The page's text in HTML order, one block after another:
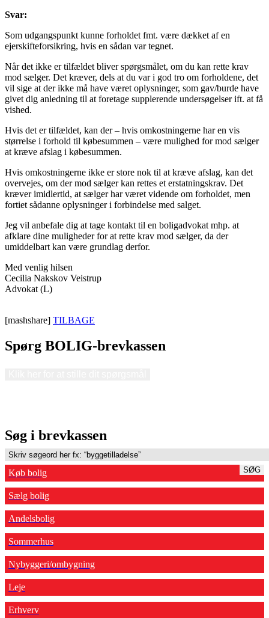
Svar:
Som udgangspunkt kunne forholdet fmt. være dækket af en
ejerskifteforsikring, hvis en sådan var tegnet.
Når det ikke er tilfældet bliver spørgsmålet, om du kan rette krav
mod sælger. Det kræver, dels at du var i god tro om forholdene, det
vil sige at der ikke må have været oplysninger, som gav/burde have
givet dig anledning til at foretage supplerende undersøgelser ift. at få
vished.
Hvis det er tilfældet, kan der – hvis omkostningerne har en vis
størrelse i forhold til købesummen – være mulighed for mod sælger
at kræve afslag i købesummen.
Hvis omkostningerne ikke er store nok til at kræve afslag, kan det
overvejes, om der mod sælger kan rettes et erstatningskrav. Det
kræver imidlertid, at sælger har været vidende om forholdet, men
fortiet sådanne oplysninger i forbindelse med salget.
Jeg vil anbefale dig at tage kontakt til en boligadvokat mhp. at
afklare dine muligheder for at rette krav mod sælger, da der
umiddelbart kan være grundlag derfor.
Med venlig hilsen
Cecilia Nakskov Veistrup
Advokat (L)
[mashshare] TILBAGE
Spørg BOLIG-brevkassen
Søg i brevkassen
SØG
Køb bolig
Sælg bolig
Andelsbolig
Sommerhus
Nybyggeri/ombygning
Leje
Erhverv